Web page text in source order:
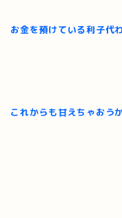
お金を預けている利子代
これからも甘えちゃおう